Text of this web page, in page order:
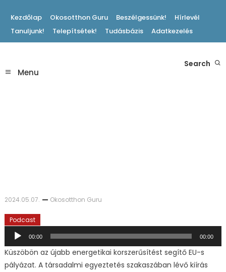
Content
Kezdőlap Okosotthon Guru Beszélgessünk!
Hírlevél
Tanuljunk!
Telepítsétek! Tudásbázis Adatkezelés
Okosotthon Blog
Menu
Search
2024.05.07. Okosotthon Guru
Podcast
Audió
lejátszó
00:00 00:00
Küszöbön az újabb energetikai korszerűsítést segítő EU-s
pályázat. A társadalmi egyeztetés szakaszában lévő kiírás